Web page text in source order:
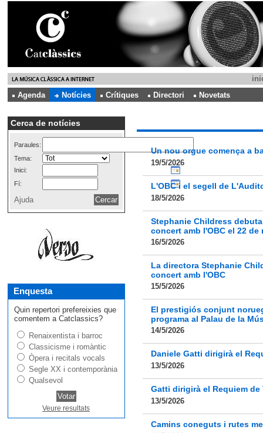
Agenda
Notícies Crítiques Directori Novetats
Cerca de notícies
Paraules:
Tema:
Inici:
Fí:
Ajuda
Enquesta
Quin repertori prefereixies que
comentem a Catclassics?
Renaixentista i barroc
Classicisme i romàntic
Òpera i recitals vocals
Segle XX i contemporània
Qualsevol
Veure resultats
Un nou orgue comença a
19/5/2026
L'OBC i el segell de
18/5/2026
Stephanie Childress
concert amb l'OBC el 22 de
16/5/2026
La directora Stephanie
concert amb l'OBC
15/5/2026
El prestigiós conjunt
programa al Palau de la
14/5/2026
Daniele Gatti dirigirà el
13/5/2026
Gatti dirigirà el Requiem de
13/5/2026
Camins coneguts i rutes